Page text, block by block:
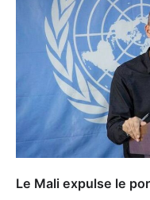
Le Mali expulse le